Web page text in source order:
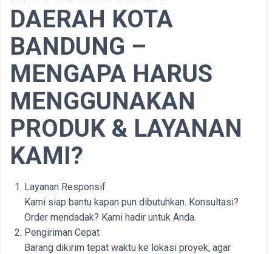
DAERAH KOTA
BANDUNG –
MENGAPA HARUS
MENGGUNAKAN
PRODUK & LAYANAN
KAMI?
Layanan Responsif
Kami siap bantu kapan pun dibutuhkan. Konsultasi?
Order mendadak? Kami hadir untuk Anda.
Pengiriman Cepat
Barang dikirim tepat waktu ke lokasi proyek, agar